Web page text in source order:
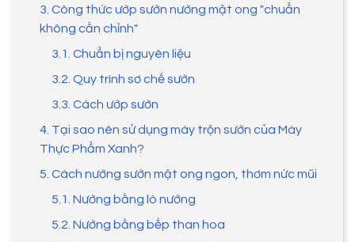
3. Công thức ướp sườn nướng mật ong "chuẩn
không cần chỉnh"
3.1. Chuẩn bị nguyên liệu
3.2. Quy trình sơ chế sườn
3.3. Cách ướp sườn
4. Tại sao nên sử dụng máy trộn sườn của Máy
Thực Phẩm Xanh?
5. Cách nướng sườn mật ong ngon, thơm nức mũi
5.1. Nướng bằng lò nướng
5.2. Nướng bằng bếp than hoa